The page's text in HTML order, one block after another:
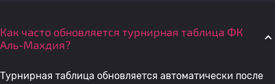
Как часто обновляется турнирная таблица ФК
Аль-Махдия?
Турнирная таблица обновляется автоматически после